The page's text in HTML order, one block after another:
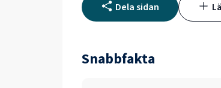
Dela sidan
Snabbfakta